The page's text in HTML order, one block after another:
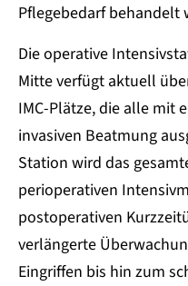
Pflegebedarf behandelt
Die operative
Mitte verfügt aktuell
IMC-Plätze, die alle mit
invasiven Beatmung
Station wird das
perioperativen
postoperativen
verlängerte
Eingriffen bis hin zum